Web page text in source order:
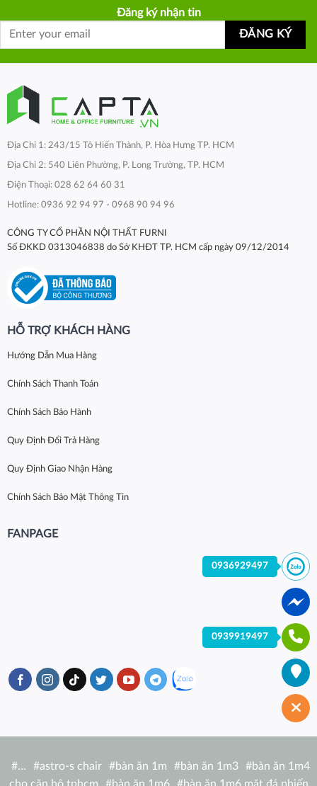
Đăng ký nhận tin
Địa Chỉ 1: 243/15 Tô Hiến Thành, P. Hòa Hưng TP. HCM
Địa Chỉ 2: 540 Liên Phường, P. Long Trường, TP. HCM
Điện Thoại: 028 62 64 60 31
Hotline: 0936 92 94 97 - 0968 90 94 96
CÔNG TY CỔ PHẦN NỘI THẤT FURNI
Số ĐKKD 0313046838 do Sở KHĐT TP. HCM cấp ngày 09/12/2014
HỖ TRỢ KHÁCH HÀNG
Hướng Dẫn Mua Hàng
Chính Sách Thanh Toán
Chính Sách Bảo Hành
Quy Định Đổi Trả Hàng
Quy Định Giao Nhận Hàng
Chính Sách Bảo Mật Thông Tin
FANPAGE
#… #astro-s chair #bàn ăn 1m #bàn ăn 1m3 #bàn ăn 1m4
cho căn hộ tphcm
#bàn ăn 1m6 #bàn ăn 1m6 mặt đá phiến
0936929497
0939919497